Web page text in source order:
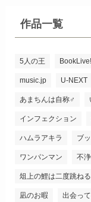
作品一覧
5人の王 BookLive!
music.jp U-NEXT
あまちんは自称♂
インフェクション
ハムラアキラ ブ
ワンパンマン 不
俎上の鯉は二度跳ねる
凪のお暇 出会っ